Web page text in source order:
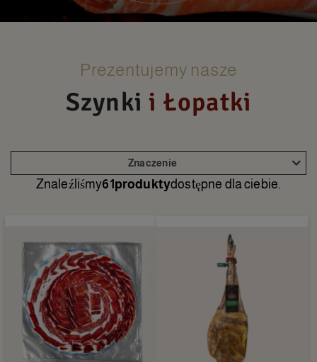
Prezentujemy nasze
Szynki i Łopatki
Znaleźliśmy61produktydostępne dla ciebie.
Znaczenie